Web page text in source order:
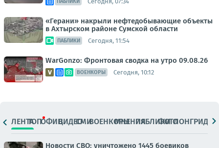
«Герани» накрыли нефтедобывающие объекты
в Ахтырском районе Сумской области
ПАБЛИКИ Сегодня, 11:54
WarGonzo: Фронтовая сводка на утро 09.08.26
ВОЕНКОРЫ Сегодня, 10:12
ЛЕНТАТОПОФИЦ.ВИДЕОСМИВОЕНКОРЫМНЕНИЯПАБЛИКИ
ФОТОЛОНГРИДЫ
Новости СВО: уничтожено 1445 боевиков